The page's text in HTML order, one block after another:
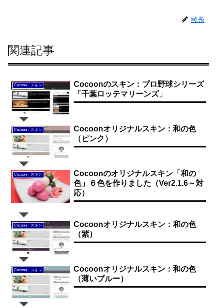
綾糸
関連記事
Cocoon・スキン
Cocoonのスキン：プロ野球シリーズ
「千葉ロッテマリーンズ」
Cocoon・スキン
Cocoonオリジナルスキン：和の色
（ピンク）
Cocoon・スキン
Cocoonのオリジナルスキン「和の
色」６色を作りました（Ver2.1.6～対
応）
Cocoon・スキン
Cocoonオリジナルスキン：和の色
（紫）
Cocoon・スキン
Cocoonオリジナルスキン：和の色
（薄いブルー）